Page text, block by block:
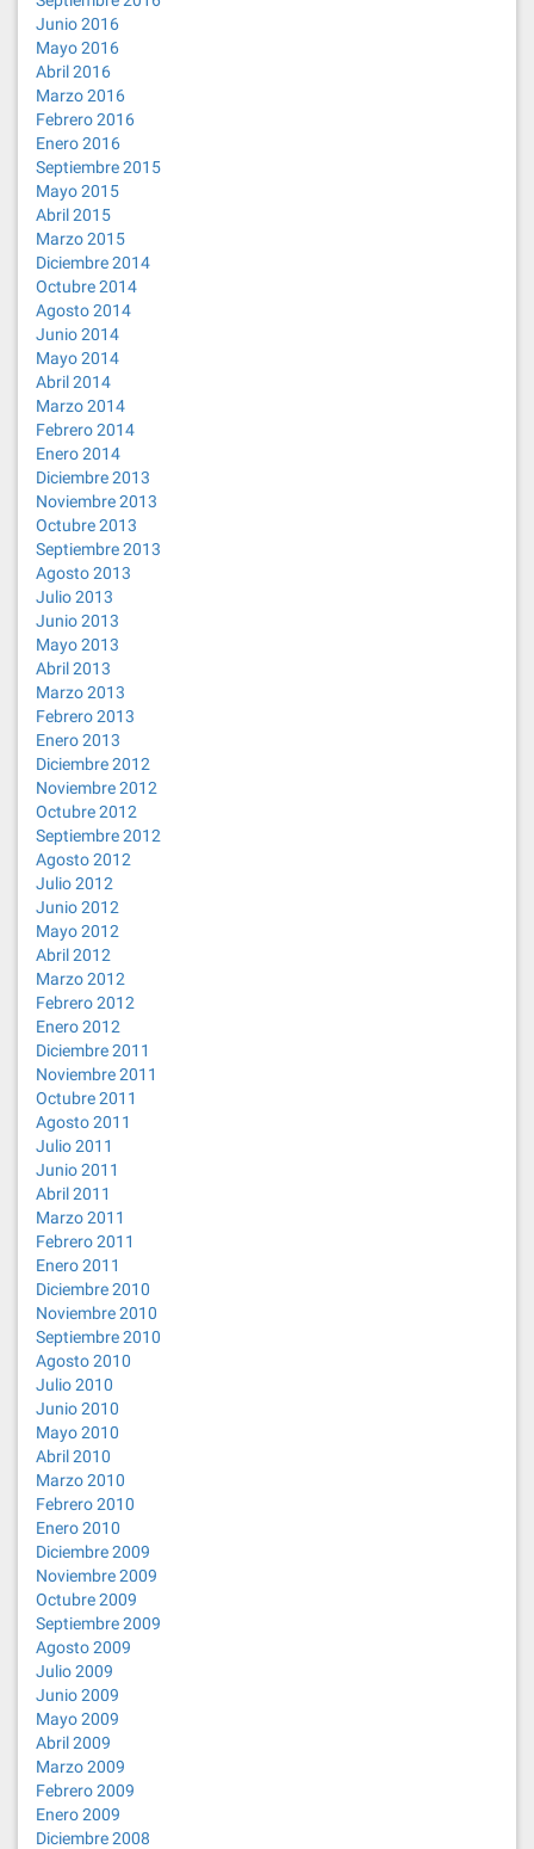
Junio 2016
Mayo 2016
Abril 2016
Marzo 2016
Febrero 2016
Enero 2016
Septiembre 2015
Mayo 2015
Abril 2015
Marzo 2015
Diciembre 2014
Octubre 2014
Agosto 2014
Junio 2014
Mayo 2014
Abril 2014
Marzo 2014
Febrero 2014
Enero 2014
Diciembre 2013
Noviembre 2013
Octubre 2013
Septiembre 2013
Agosto 2013
Julio 2013
Junio 2013
Mayo 2013
Abril 2013
Marzo 2013
Febrero 2013
Enero 2013
Diciembre 2012
Noviembre 2012
Octubre 2012
Septiembre 2012
Agosto 2012
Julio 2012
Junio 2012
Mayo 2012
Abril 2012
Marzo 2012
Febrero 2012
Enero 2012
Diciembre 2011
Noviembre 2011
Octubre 2011
Agosto 2011
Julio 2011
Junio 2011
Abril 2011
Marzo 2011
Febrero 2011
Enero 2011
Diciembre 2010
Noviembre 2010
Septiembre 2010
Agosto 2010
Julio 2010
Junio 2010
Mayo 2010
Abril 2010
Marzo 2010
Febrero 2010
Enero 2010
Diciembre 2009
Noviembre 2009
Octubre 2009
Septiembre 2009
Agosto 2009
Julio 2009
Junio 2009
Mayo 2009
Abril 2009
Marzo 2009
Febrero 2009
Enero 2009
Diciembre 2008